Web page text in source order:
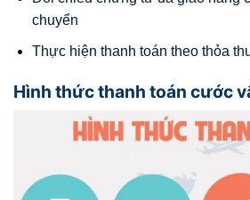
chuyển
Thực hiện thanh toán theo thỏa
Hình thức thanh toán cước